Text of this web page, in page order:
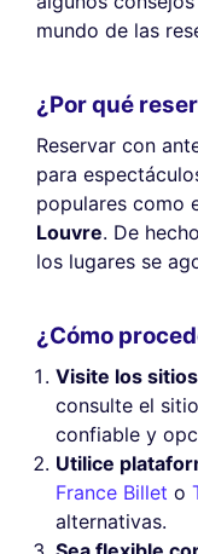
mundo de las
¿Por qué
Reservar con
para
populares como
Louvre. De
los lugares se
¿Cómo
Visite los
consulte el
confiable y
Utilice
France Billet o
alternativas.